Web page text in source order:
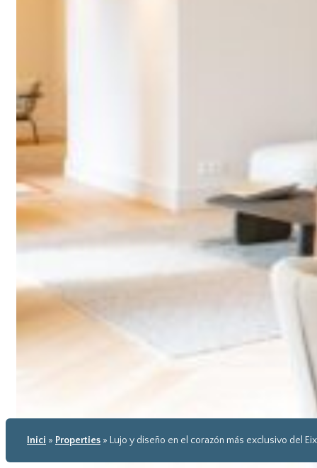
Inici » Properties » Lujo y diseño en el corazón más exclusivo del